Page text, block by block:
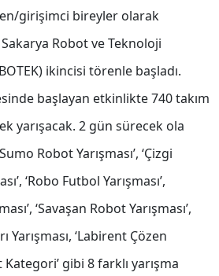
girişimci bireyler olarak
Robot ve Teknoloji
ikincisi törenle başladı.
başlayan etkinlikte 740 takım
yarışacak. 2 gün sürecek ola
Robot Yarışması’, ‘Çizgi
‘Robo Futbol Yarışması’,
‘Savaşan Robot Yarışması’,
Yarışması, ‘Labirent Çözen
Kategori’ gibi 8 farklı yarışma